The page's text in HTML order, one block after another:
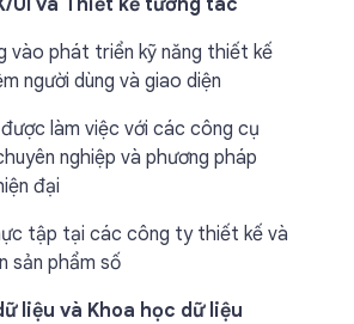
UI và Thiết kế tương tác
vào phát triển kỹ năng thiết kế
người dùng và giao diện
được làm việc với các công cụ
nghiệp và phương pháp
đại
tập tại các công ty thiết kế và
sản phẩm số
liệu và Khoa học dữ liệu